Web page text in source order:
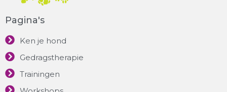
Pagina's
Ken je hond
Gedragstherapie
Trainingen